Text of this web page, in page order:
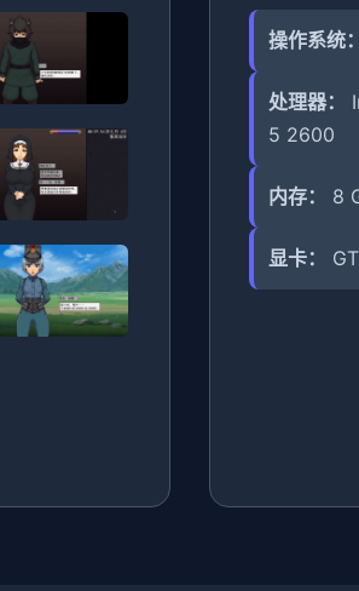
操作系统：
处理器：
5 2600
内存： 8
显卡：